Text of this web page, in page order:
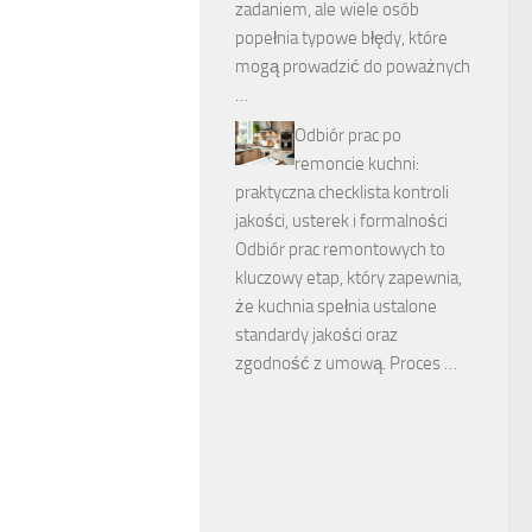
zadaniem, ale wiele osób
popełnia typowe błędy, które
mogą prowadzić do poważnych
…
Odbiór prac po
remoncie kuchni:
praktyczna checklista kontroli
jakości, usterek i formalności
Odbiór prac remontowych to
kluczowy etap, który zapewnia,
że kuchnia spełnia ustalone
standardy jakości oraz
zgodność z umową. Proces …